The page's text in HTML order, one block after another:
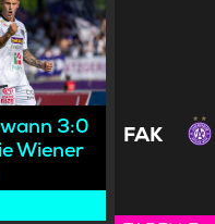
3:0
Wiener
FAK